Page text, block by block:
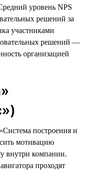
уровень NPS
решений за
участниками
решений —
организацией
построения и
мотивацию
внутри компании.
проходят